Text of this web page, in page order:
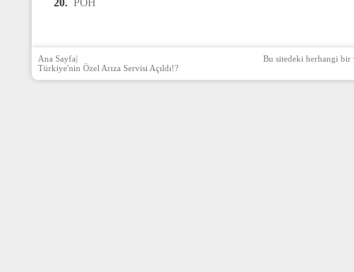
20. PÖH
Ana Sayfa|
Türkiye'nin Özel Arıza Servisi Açıldı!?
Bu sitedeki herhangi bir